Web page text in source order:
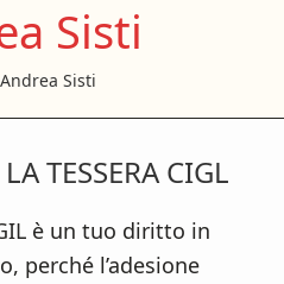
Sisti
Sisti
TESSERA CIGL
è un tuo diritto in
perché l’adesione